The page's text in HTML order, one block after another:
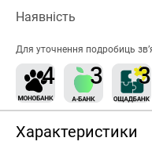
Наявність
Для уточнення подробиць
Характеристики